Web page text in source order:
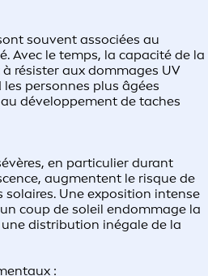
souvent associées au
Avec le temps, la capacité de la
résister aux dommages UV
personnes plus âgées
développement de taches
en particulier durant
augmentent le risque de
Une exposition intense
coup de soleil endommage la
distribution inégale de la
: